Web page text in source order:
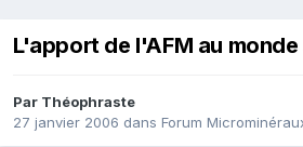
L'apport de l'AFM au
Par Théophraste
27 janvier 2006 dans Forum